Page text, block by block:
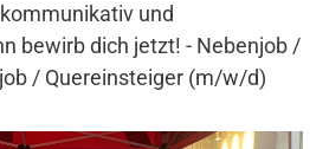
und
bewirb dich jetzt! - Nebenjob /
/ Quereinsteiger (m/w/d)